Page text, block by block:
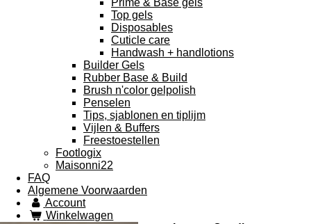
Prime & Base gels
Top gels
Disposables
Cuticle care
Handwash + handlotions
Builder Gels
Rubber Base & Build
Brush n'color gelpolish
Penselen
Tips, sjablonen en tiplijm
Vijlen & Buffers
Freestoestellen
Footlogix
Maisonni22
FAQ
Algemene Voorwaarden
Account
Winkelwagen